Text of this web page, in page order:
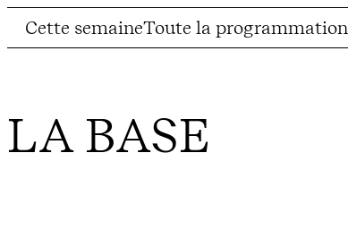
Cette semaineToute la programmation
LA BASE